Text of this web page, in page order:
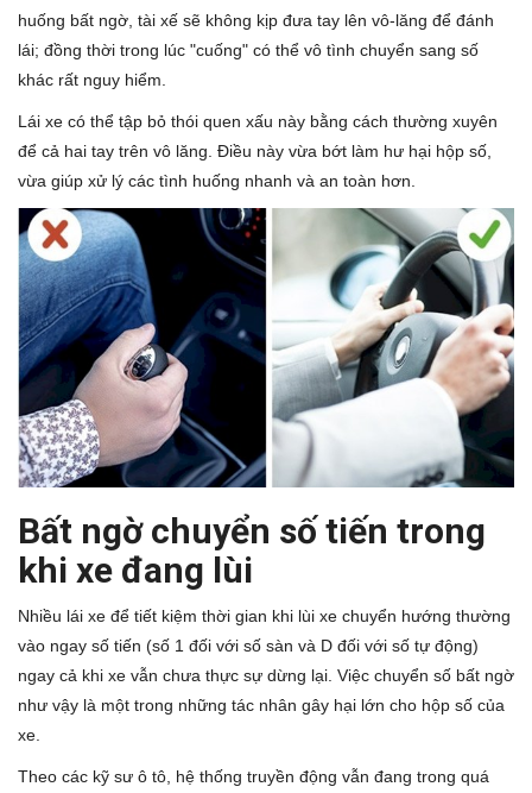
huống bất ngờ, tài xế sẽ không kịp đưa tay lên vô-lăng để đánh
lái; đồng thời trong lúc "cuống" có thể vô tình chuyển sang số
khác rất nguy hiểm.
Lái xe có thể tập bỏ thói quen xấu này bằng cách thường xuyên
để cả hai tay trên vô lăng. Điều này vừa bớt làm hư hại hộp số,
vừa giúp xử lý các tình huống nhanh và an toàn hơn.
Bất ngờ chuyển số tiến trong
khi xe đang lùi
Nhiều lái xe để tiết kiệm thời gian khi lùi xe chuyển hướng thường
vào ngay số tiến (số 1 đối với số sàn và D đối với số tự động)
ngay cả khi xe vẫn chưa thực sự dừng lại. Việc chuyển số bất ngờ
như vậy là một trong những tác nhân gây hại lớn cho hộp số của
xe.
Theo các kỹ sư ô tô, hệ thống truyền động vẫn đang trong quá